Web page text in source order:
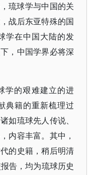
琉球学与中国的关
战后东亚特殊的国
学在中国大陆的发
，中国学界必将深
学的艰难建立的进
典籍的重新梳理过
如琉球先人传说、
内容丰富。其中，
的史籍，稍后明清
告，均为琉球历史